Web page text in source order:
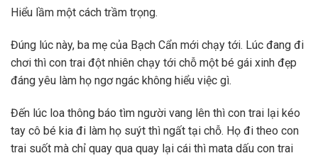
Hiểu lầm một cách trầm trọng.
Đúng lúc này, ba mẹ của Bạch Cẩn mới chạy tới. Lúc đang đi
chơi thì con trai đột nhiên chạy tới chỗ một bé gái xinh đẹp
đáng yêu làm họ ngơ ngác không hiểu việc gì.
Đến lúc loa thông báo tìm người vang lên thì con trai lại kéo
tay cô bé kia đi làm họ suýt thì ngất tại chỗ. Họ đi theo con
trai suốt mà chỉ quay qua quay lại cái thì mata dấu con trai